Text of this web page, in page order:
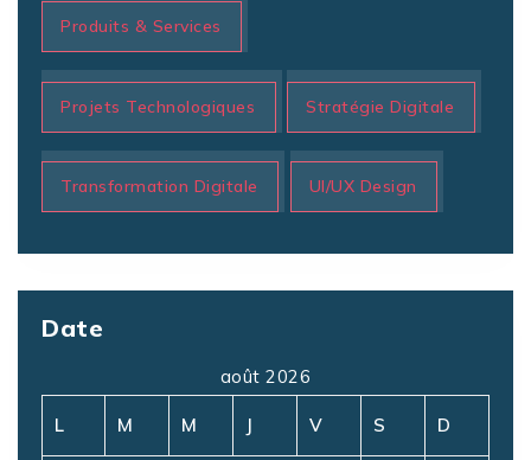
Produits & Services
Projets Technologiques Stratégie Digitale
Transformation Digitale UI/UX Design
Date
août 2026
L M M J V S D